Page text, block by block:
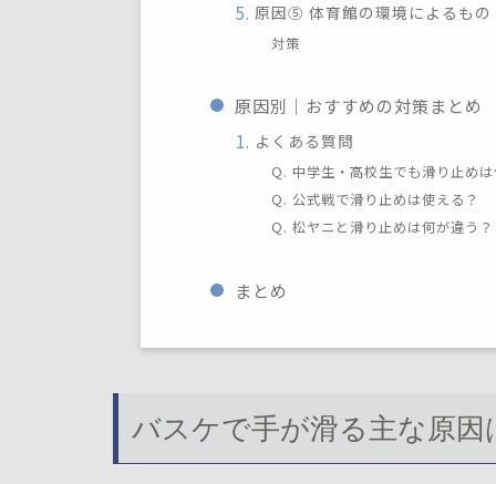
原因⑤ 体育館の環境によるもの
対策
原因別｜おすすめの対策まとめ
よくある質問
Q. 中学生・高校生でも滑り止めは
Q. 公式戦で滑り止めは使える？
Q. 松ヤニと滑り止めは何が違う？
まとめ
バスケで手が滑る主な原因